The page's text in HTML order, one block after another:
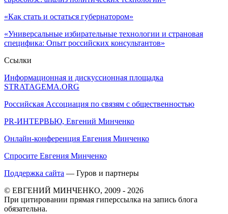
«Как стать и остаться губернатором»
«Универсальные избирательные технологии и страновая
специфика: Опыт российских консультантов»
Ссылки
Информационная и дискуссионная площадка
STRATAGEMA.ORG
Российская Ассоциация по связям с общественностью
PR-ИНТЕРВЬЮ, Евгений Минченко
Онлайн-конференция Евгения Минченко
Спросите Евгения Минченко
Поддержка сайта — Гуров и партнеры
© ЕВГЕНИЙ МИНЧЕНКО, 2009 - 2026
При цитировании прямая гиперссылка на запись блога
обязательна.